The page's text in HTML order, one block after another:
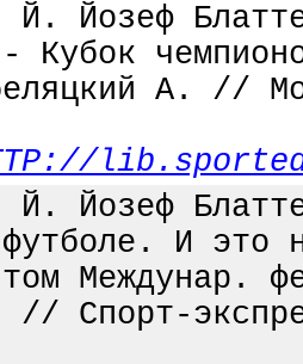
Й. Йозеф
Кубок
А. //
Й. Йозеф
И это
Междунар.
// Спорт-